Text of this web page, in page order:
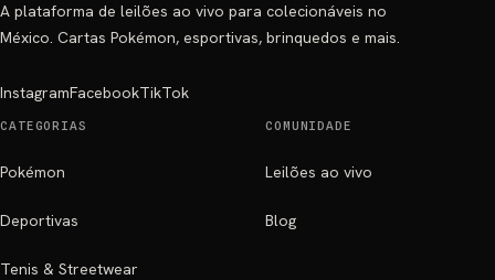
A plataforma de leilões ao vivo para colecionáveis no
México. Cartas Pokémon, esportivas, brinquedos e mais.
InstagramFacebookTikTok
CATEGORIAS
Pokémon
Deportivas
Tenis & Streetwear
COMUNIDADE
Leilões ao vivo
Blog